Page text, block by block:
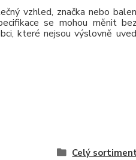
vzhled, značka nebo
se mohou měnit
které nejsou výslovně
Celý